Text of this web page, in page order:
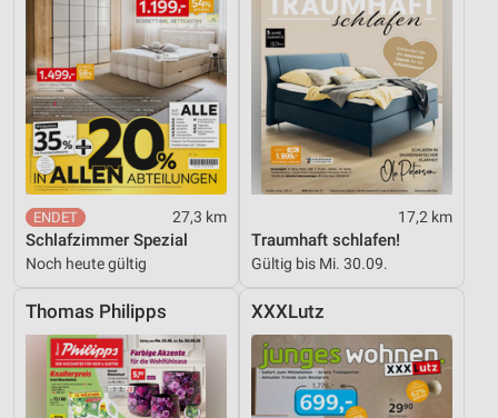
27,3 km
Schlafzimmer Spezial
Noch heute gültig
17,2 km
Traumhaft schlafen!
Gültig bis Mi. 30.09.
Thomas Philipps XXXLutz